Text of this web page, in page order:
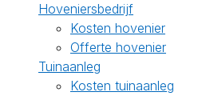
Hoveniersbedrijf
Kosten hovenier
Offerte hovenier
Tuinaanleg
Kosten tuinaanleg